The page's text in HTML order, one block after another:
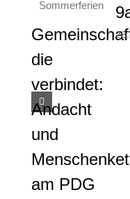
die
verbindet:
Andacht
und
am PDG